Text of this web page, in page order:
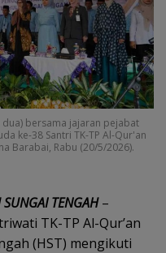
dua) bersama jajaran pejabat
ke-38 Santri TK-TP Al-Qur'an
Barabai, Rabu (20/5/2026).
TENGAH–
TK-TP Al-Qur’an
(HST) mengikuti